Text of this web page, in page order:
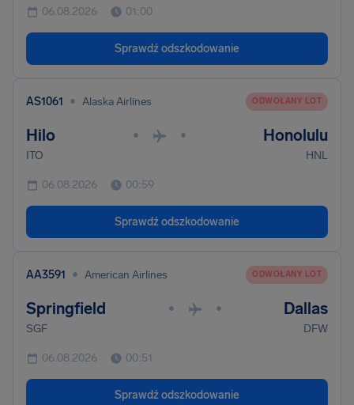
06.08.2026 01:00
Sprawdź odszkodowanie
AS1061 • Alaska Airlines ODWOŁANY LOT
Hilo • • Honolulu
ITO HNL
06.08.2026 00:59
Sprawdź odszkodowanie
AA3591 • American Airlines ODWOŁANY LOT
Springfield • • Dallas
SGF DFW
06.08.2026 00:51
Sprawdź odszkodowanie